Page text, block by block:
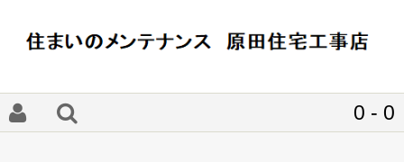
0 - 0